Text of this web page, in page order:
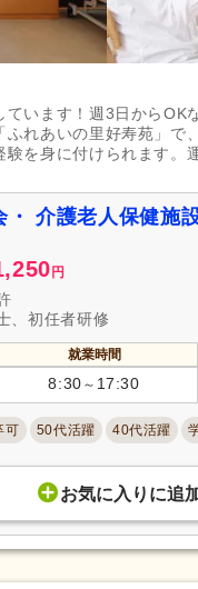
います！週3日からOK
ふれあいの里好寿苑」で
験を身に付けられます
・ 介護老人保健施
円
、初任者研修
就業時間
8:30 ～ 17:30
可 50代活躍 40代活躍
お気に入り に追